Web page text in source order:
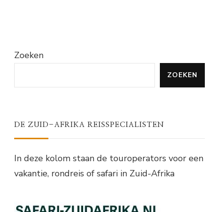
Zoeken
ZOEKEN
DE ZUID-AFRIKA REISSPECIALISTEN
In deze kolom staan de touroperators voor een
vakantie, rondreis of safari in Zuid-Afrika